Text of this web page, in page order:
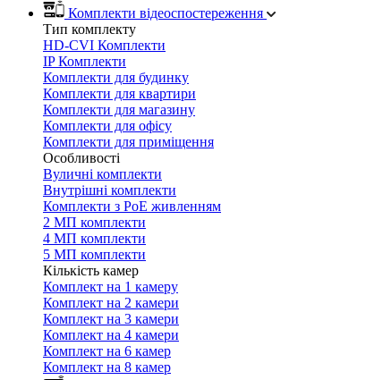
Комплекти відеоспостереження
Тип комплекту
HD-CVI Комплекти
IP Комплекти
Комплекти для будинку
Комплекти для квартири
Комплекти для магазину
Комплекти для офісу
Комплекти для приміщення
Особливості
Вуличні комплекти
Внутрішні комплекти
Комплекти з PoE живленням
2 МП комплекти
4 МП комплекти
5 МП комплекти
Кількість камер
Комплект на 1 камеру
Комплект на 2 камери
Комплект на 3 камери
Комплект на 4 камери
Комплект на 6 камер
Комплект на 8 камер